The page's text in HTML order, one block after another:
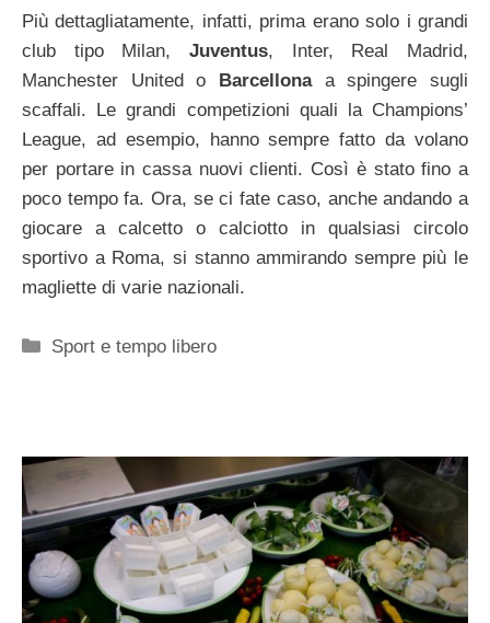
Più dettagliatamente, infatti, prima erano solo i grandi
club tipo Milan, Juventus, Inter, Real Madrid,
Manchester United o
Barcellonaa spingere sugli
scaffali. Le grandi competizioni quali la Champions’
League, ad esempio, hanno sempre fatto da volano
per portare in cassa nuovi clienti. Così è stato fino a
poco tempo fa. Ora, se ci fate caso, anche andando a
giocare a calcetto o calciotto in qualsiasi circolo
sportivo a Roma, si stanno ammirando sempre più le
magliette di varie nazionali.
Categorie
Sport e tempo libero